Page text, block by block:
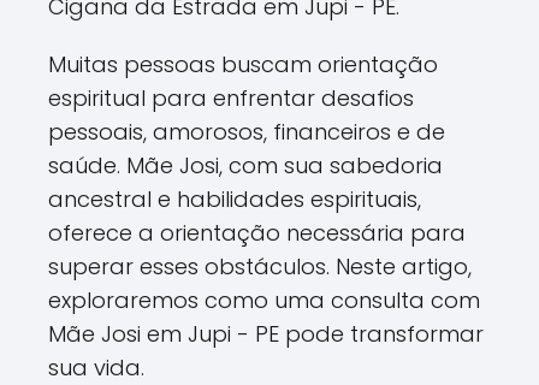
Cigana da Estrada em Jupi - PE.
Muitas pessoas buscam orientação
espiritual para enfrentar desafios
pessoais, amorosos, financeiros e de
saúde. Mãe Josi, com sua sabedoria
ancestral e habilidades espirituais,
oferece a orientação necessária para
superar esses obstáculos. Neste artigo,
exploraremos como uma consulta com
Mãe Josi em Jupi - PE pode transformar
sua vida.